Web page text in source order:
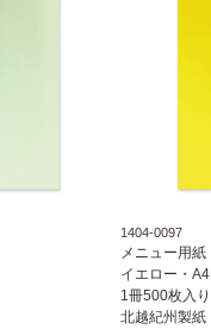
1404-0097
メニュー用紙
イエロー・A4
1冊500枚入り
北越紀州製紙